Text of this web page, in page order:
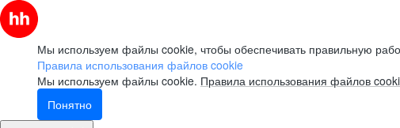
Мы используем файлы cookie, чтобы обеспечивать правильную
Правила использования файлов cookie
Мы используем файлы cookie. Правила использования файлов
Понятно